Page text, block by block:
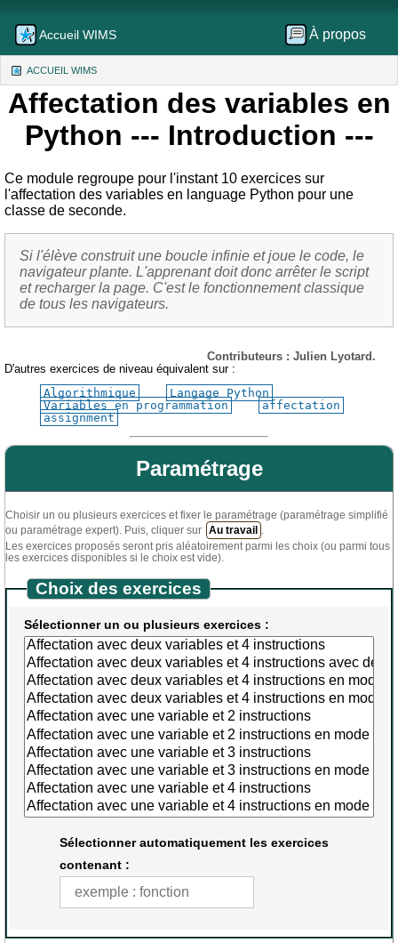
Accueil WIMS À propos
ACCUEIL WIMS(CURRENT)
Affectation des variables en
Python --- Introduction ---
Ce module regroupe pour l'instant 10 exercices sur
l'affectation des variables en language Python pour une
classe de seconde.
Si l'élève construit une boucle infinie et joue le code, le
navigateur plante. L'apprenant doit donc arrêter le script
et recharger la page. C'est le fonctionnement classique
de tous les navigateurs.
Contributeurs : Julien Lyotard.
D'autres exercices de niveau équivalent sur :
Algorithmique
Langage Python
Variables en programmation
affectation
assignment
Paramétrage
Choisir un ou plusieurs exercices et fixer le paramétrage (paramétrage simplifié
ou paramétrage expert). Puis, cliquer sur Au travail
Les exercices proposés seront pris aléatoirement parmi les choix (ou parmi tous
les exercices disponibles si le choix est vide).
Choix des exercices
Sélectionner un ou plusieurs exercices :
Sélectionner automatiquement les exercices
contenant :